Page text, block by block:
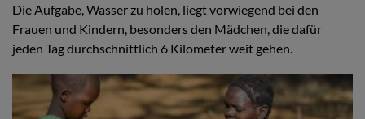
Die Aufgabe, Wasser zu holen, liegt vorwiegend bei den
Frauen und Kindern, besonders den Mädchen, die dafür
jeden Tag durchschnittlich 6 Kilometer weit gehen.